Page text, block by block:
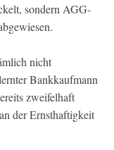
sondern AGG-
nicht
Bankkaufmann
zweifelhaft
der Ernsthaftigkeit